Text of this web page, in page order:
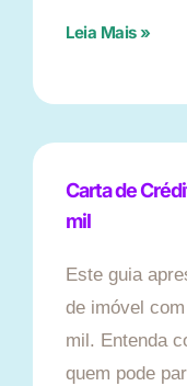
Leia Mais »
Carta de
mil
Este guia
de imóvel
mil. Entenda
quem pode